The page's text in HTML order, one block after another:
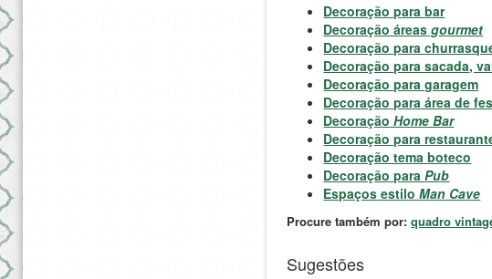
Decoração para bar
Decoração áreas gourmet
Decoração para
Decoração para sacada,
Decoração para garagem
Decoração para área de
Decoração Home Bar
Decoração para
Decoração tema boteco
Decoração paraPub
Espaços estiloMan Cave
Procure também por: quadro
Sugestões